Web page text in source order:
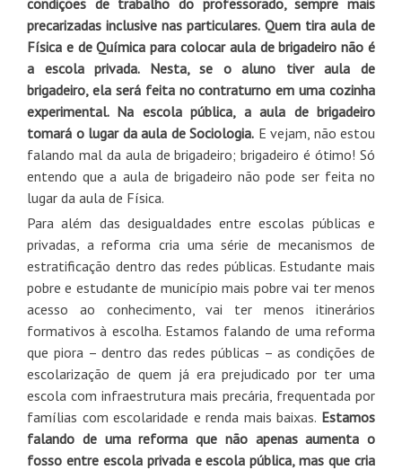
precarizadas inclusive nas particulares. Quem tira aula de
Física e de Química para colocar aula de brigadeiro não é
a escola privada. Nesta, se o aluno tiver aula de
brigadeiro, ela será feita no contraturno em uma cozinha
experimental. Na escola pública, a aula de brigadeiro
tomará o lugar da aula de Sociologia. E vejam, não estou
falando mal da aula de brigadeiro; brigadeiro é ótimo! Só
entendo que a aula de brigadeiro não pode ser feita no
lugar da aula de Física.
Para além das desigualdades entre escolas públicas e
privadas, a reforma cria uma série de mecanismos de
estratificação dentro das redes públicas. Estudante mais
pobre e estudante de município mais pobre vai ter menos
acesso ao conhecimento, vai ter menos itinerários
formativos à escolha. Estamos falando de uma reforma
que piora – dentro das redes públicas – as condições de
escolarização de quem já era prejudicado por ter uma
escola com infraestrutura mais precária, frequentada por
famílias com escolaridade e renda mais baixas. Estamos
falando de uma reforma que não apenas aumenta o
fosso entre escola privada e escola pública, mas que cria